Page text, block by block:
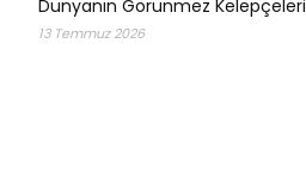
Dünyanın Görünmez Kelepçeleri
13 Temmuz 2026